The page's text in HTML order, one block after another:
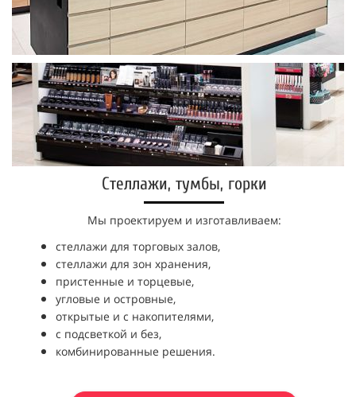
Стеллажи, тумбы, горки
Мы проектируем и изготавливаем:
стеллажи для торговых залов,
стеллажи для зон хранения,
пристенные и торцевые,
угловые и островные,
открытые и с накопителями,
с подсветкой и без,
комбинированные решения.